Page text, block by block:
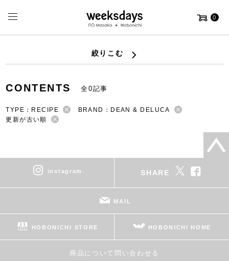
0
絞りこむ
CONTENTS 全0記事
TYPE：RECIPE
BRAND：DEAN & DELUCA
更新が古い順
instagram SHARE
MAIL
HOBONICHI STORE HOBONICHI HOME
商品について問い合わせる